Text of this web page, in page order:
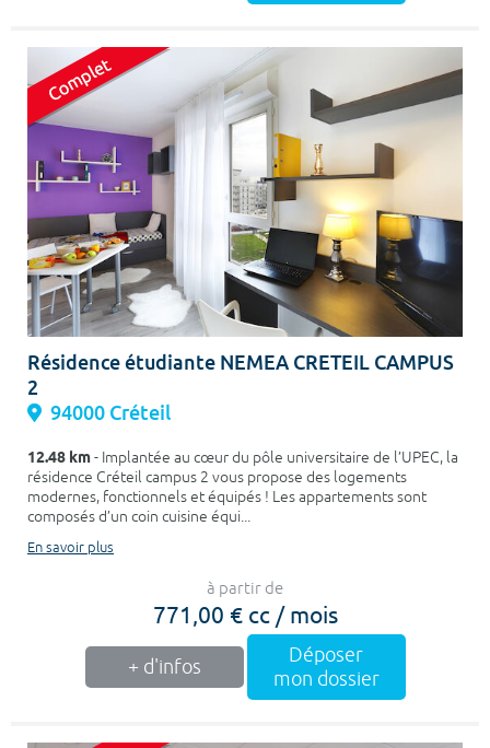
Résidence étudiante NEMEA CRETEIL CAMPUS
2
94000 Créteil
12.48 km- Implantée au cœur du pôle universitaire de l’UPEC, la
résidence Créteil campus 2 vous propose des logements
modernes, fonctionnels et équipés ! Les appartements sont
composés d’un coin cuisine équi...
En savoir plus
à partir de
771,00 € cc / mois
+ d'infos
Déposer
mon dossier